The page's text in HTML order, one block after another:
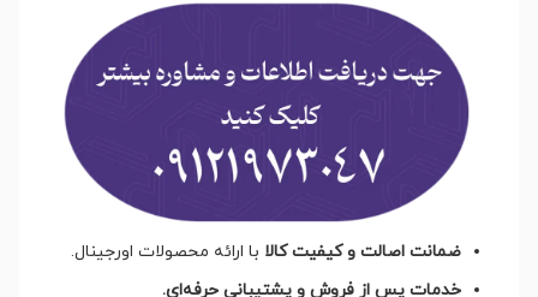
ضمانت اصالت و کیفیت کالا با ارائه محصولات اورجینال.
خدمات پس از فروش و پشتیبانی حرفه‌ای.